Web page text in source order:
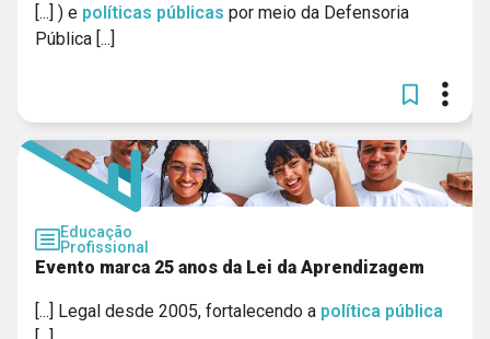
[...] ) e políticas públicas por meio da Defensoria
Pública [...]
Educação
Profissional
Evento marca 25 anos da Lei da Aprendizagem
[...] Legal desde 2005, fortalecendo a política pública